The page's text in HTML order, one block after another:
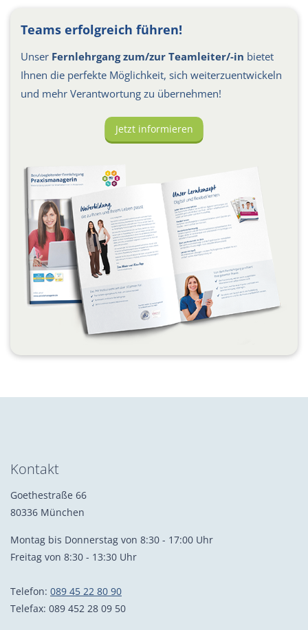
Teams erfolgreich führen!
Unser Fernlehrgang zum/zur Teamleiter/-in bietet
Ihnen die perfekte Möglichkeit, sich weiterzuentwickeln
und mehr Verantwortung zu übernehmen!
Jetzt informieren
Kontakt
Goethestraße 66
80336 München
Montag bis Donnerstag von 8:30 - 17:00 Uhr
Freitag von 8:30 - 13:30 Uhr
Telefon: 089 45 22 80 90
Telefax: 089 452 28 09 50